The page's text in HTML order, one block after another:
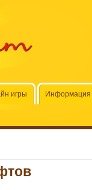
игры Информация